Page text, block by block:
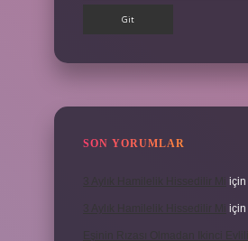
SON YORUMLAR
için
için